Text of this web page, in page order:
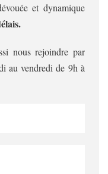
et dynamique
nous rejoindre par
au vendredi de 9h à